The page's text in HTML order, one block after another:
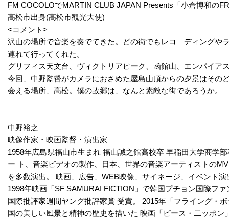
FM COCOLOでMARTIN CLUB JAPAN Presents「小倉博和の
高松市出身(高松市観光大使)
<コメント>
沢山の場所で音楽を奏でてきた。どの街でもレコ―ディングや
連れて行ってくれた。
グリフィス天文台、ヴィクトリアピーク、函館山、エンパイア
今回、中野監督がカメラにおさめた屋島山頂からの夕景はその
会える場所、高松。僕の故郷は、なんと素敵な街であろうか。
中野裕之
映像作家・映画監督・演出家
1958年広島県福山市生まれ 福山誠之館高校卒 早稲田大学商学
ー ト、音楽ビデオの製作、日本、世界の音楽アーティストの
を多数演出。 映画、広告、WEB映像、サイネージ、イベント
1998年映画「SF SAMURAI FICTION」で韓国プチョン国際フ
国際批評家週間ヤング批評家賞 受賞。 2015年「フライング・
国の美しい風景と精神の歴史を描いた 映画「ピース・二ッポ